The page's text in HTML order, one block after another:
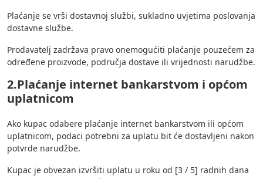
Plaćanje se vrši dostavnoj službi, sukladno uvjetima poslovanja
dostavne službe.
Prodavatelj zadržava pravo onemogućiti plaćanje pouzećem za
određene proizvode, područja dostave ili vrijednosti narudžbe.
2.Plaćanje internet bankarstvom i općom
uplatnicom
Ako kupac odabere plaćanje internet bankarstvom ili općom
uplatnicom, podaci potrebni za uplatu bit će dostavljeni nakon
potvrde narudžbe.
Kupac je obvezan izvršiti uplatu u roku od [3 / 5] radnih dana